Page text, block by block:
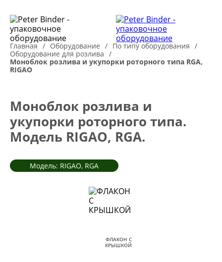
Главная Оборудование
По типу оборудования
Оборудование для розлива
Моноблок розлива и укупорки роторного типа RGA,
RIGAO
Моноблок розлива и
укупорки роторного типа.
Модель RIGAO, RGA.
Модель: RIGAO, RGA
ФЛАКОН С
КРЫШКОЙ